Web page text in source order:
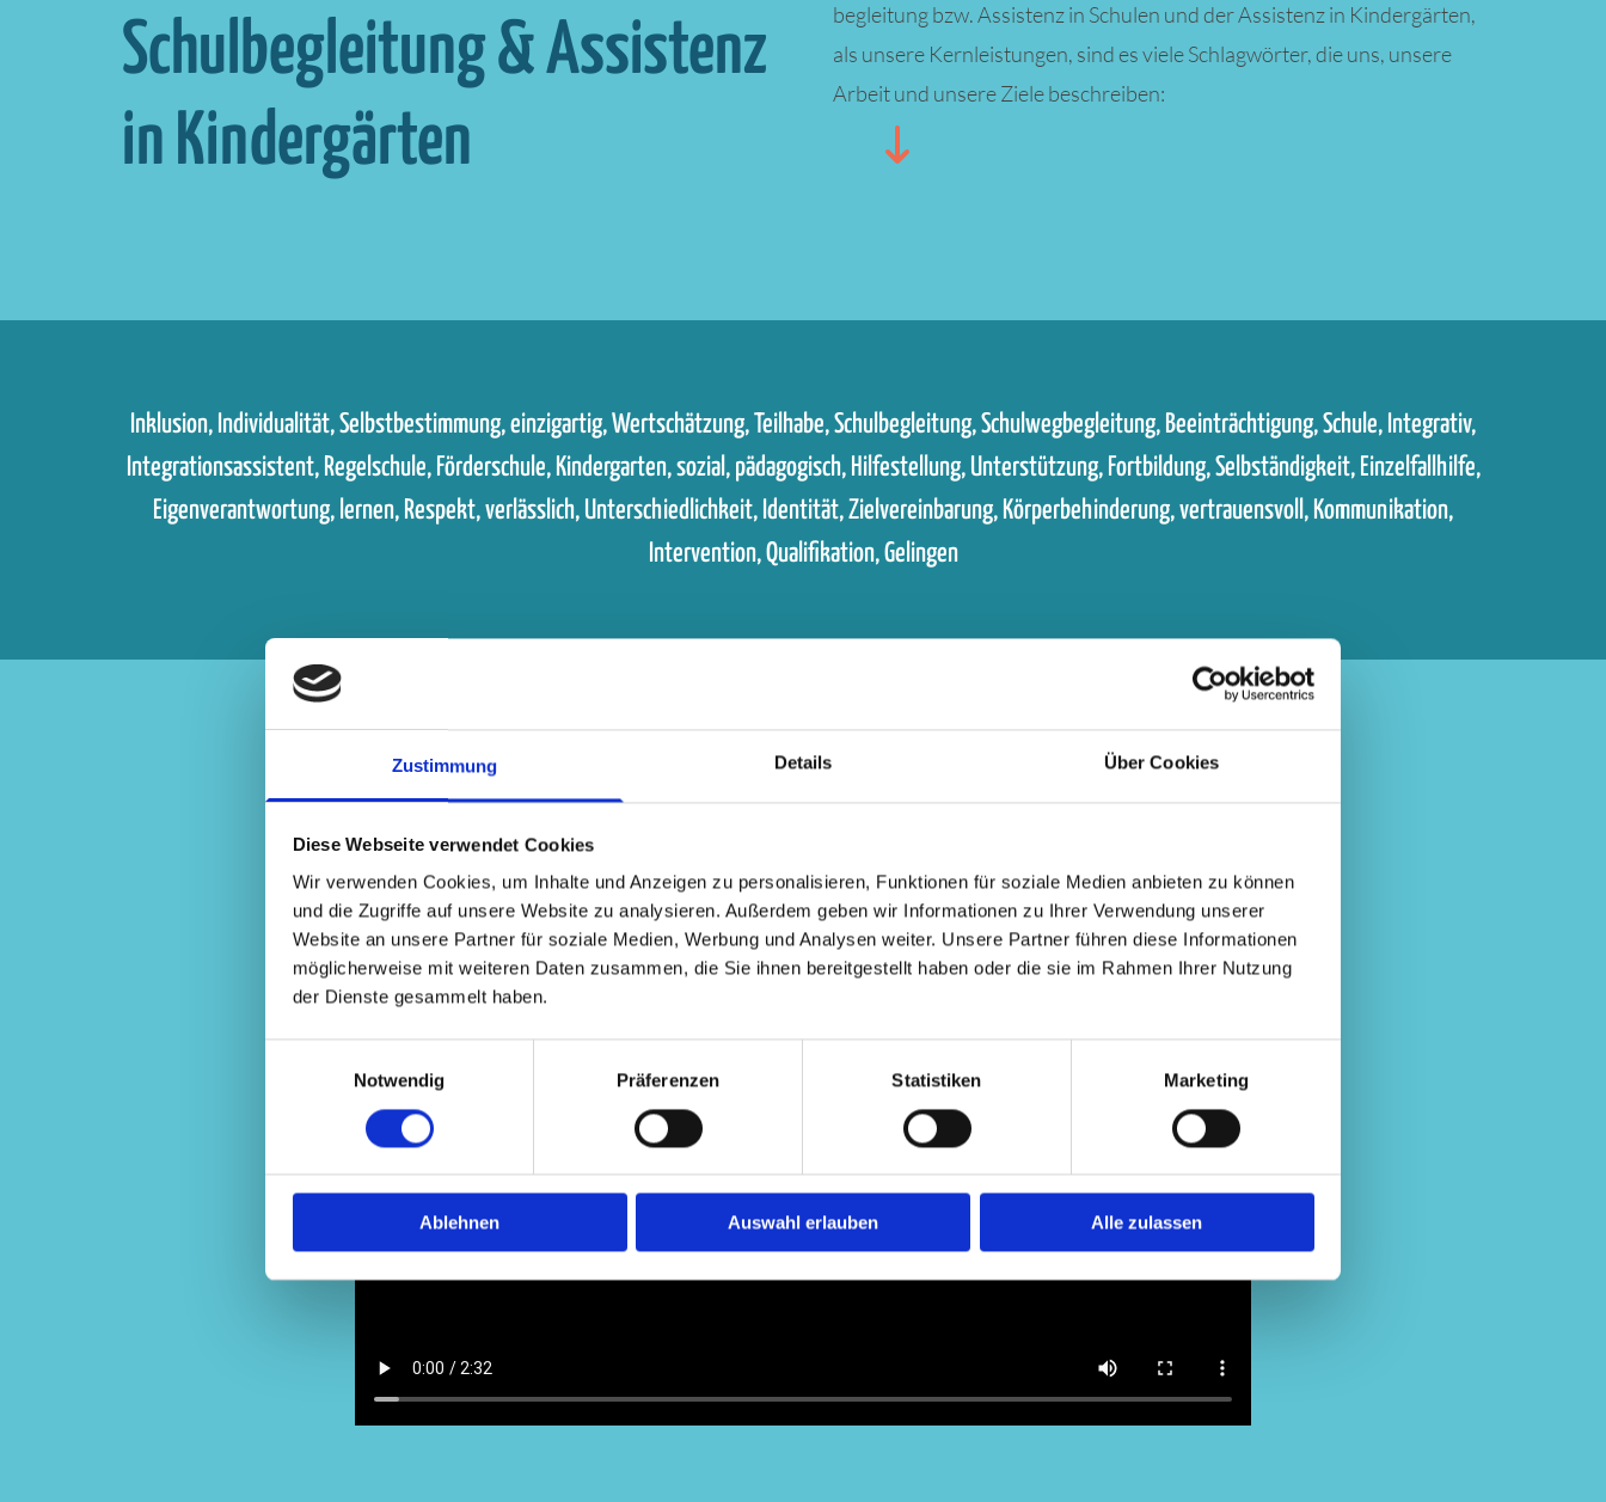
Zustimmung Details Über Cookies
Diese Webseite verwendet Cookies
Wir verwenden Cookies, um Inhalte und Anzeigen zu personalisieren, Funktionen für soziale Medien anbieten zu können
und die Zugriffe auf unsere Website zu analysieren. Außerdem geben wir Informationen zu Ihrer Verwendung unserer
Website an unsere Partner für soziale Medien, Werbung und Analysen weiter. Unsere Partner führen diese Informationen
möglicherweise mit weiteren Daten zusammen, die Sie ihnen bereitgestellt haben oder die sie im Rahmen Ihrer Nutzung
der Dienste gesammelt haben.
Notwendig
Präferenzen Statistiken Marketing
Ablehnen Auswahl erlauben Alle zulassen
Schul­begleitung & Assistenz
in Kindergärten
begleitung bzw. Assistenz in Schulen und der Assistenz in Kindergärten,
als unsere Kern­leistungen, sind es viele Schlag­wörter, die uns, unsere
Arbeit und unsere Ziele beschreiben:

Inklusion, Indivi­dualität, Selbst­bestimmung, einzigartig, Wert­schätzung, Teilhabe, Schulbegleitung, Schulweg­begleitung, Beein­trächtigung, Schule, Integrativ,
Integrations­assistent, Regelschule, Förderschule, Kindergarten, sozial, pädagogisch, Hilfestellung, Unterstützung, Fortbildung, Selbständigkeit, Einzelfallhilfe,
Eigen­verantwortung, lernen, Respekt, verlässlich, Unterschiedlich­keit, Identität, Ziel­vereinbarung, Körper­behinderung, vertrauen­svoll, Kommunikation,
Intervention, Qualifikation, Gelingen
Accept cookies